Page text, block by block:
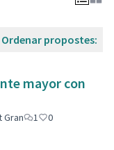
Ordenar propostes:
Gran 1
0